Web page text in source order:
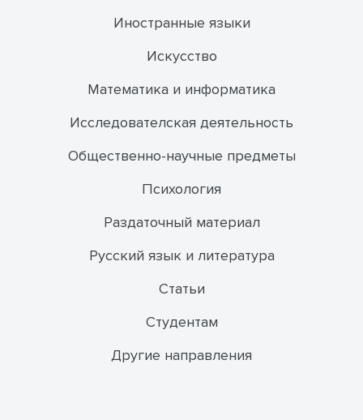
Иностранные языки
Искусство
Математика и информатика
Исследователская деятельность
Общественно-научные предметы
Психология
Раздаточный материал
Русский язык и литература
Статьи
Студентам
Другие направления